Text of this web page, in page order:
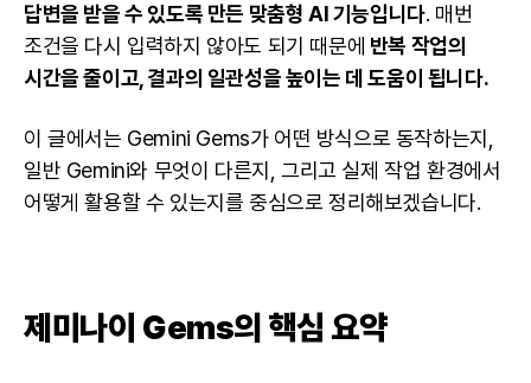
답변을 받을 수 있도록 만든 맞춤형 AI 기능입니다. 매번
조건을 다시 입력하지 않아도 되기 때문에 반복 작업의
시간을 줄이고, 결과의 일관성을 높이는 데 도움이 됩니다.
이 글에서는 Gemini Gems가 어떤 방식으로 동작하는지,
일반 Gemini와 무엇이 다른지, 그리고 실제 작업 환경에서
어떻게 활용할 수 있는지를 중심으로 정리해보겠습니다.
제미나이 Gems의 핵심 요약